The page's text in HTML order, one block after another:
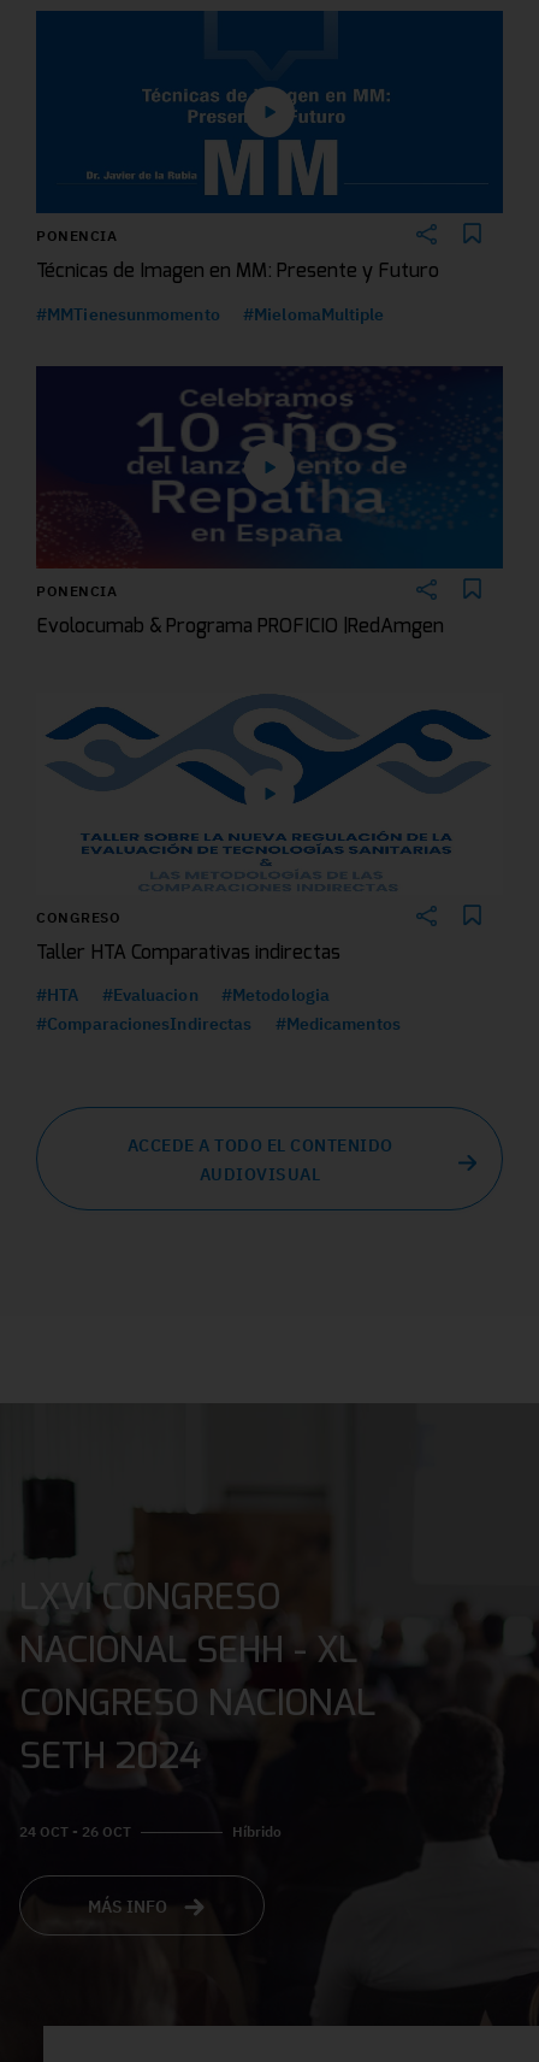
PONENCIA
Técnicas de Imagen en MM: Presente y Futuro
#MMTienesunmomento #MielomaMultiple
PONENCIA
Evolocumab & Programa PROFICIO |RedAmgen
CONGRESO
Taller HTA Comparativas indirectas
#HTA #Evaluacion
#Metodologia
#ComparacionesIndirectas
#Medicamentos
ACCEDE A TODO EL CONTENIDO
AUDIOVISUAL
LXVI CONGRESO
NACIONAL SEHH - XL
CONGRESO NACIONAL
SETH 2024
24 OCT - 26 OCT Híbrido
MÁS INFO